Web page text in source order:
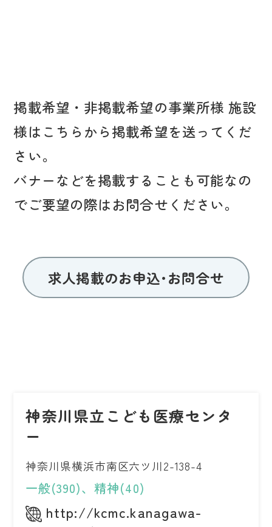
掲載希望・非掲載希望の事業所様 施設
様はこちらから掲載希望を送ってくだ
さい。
バナーなどを掲載することも可能なの
でご要望の際はお問合せください。
求人掲載のお申込･お問合せ
神奈川県立こども医療センタ
ー
神奈川県横浜市南区六ツ川2-138-4
一般(390)、精神(40)
http://kcmc.kanagawa-